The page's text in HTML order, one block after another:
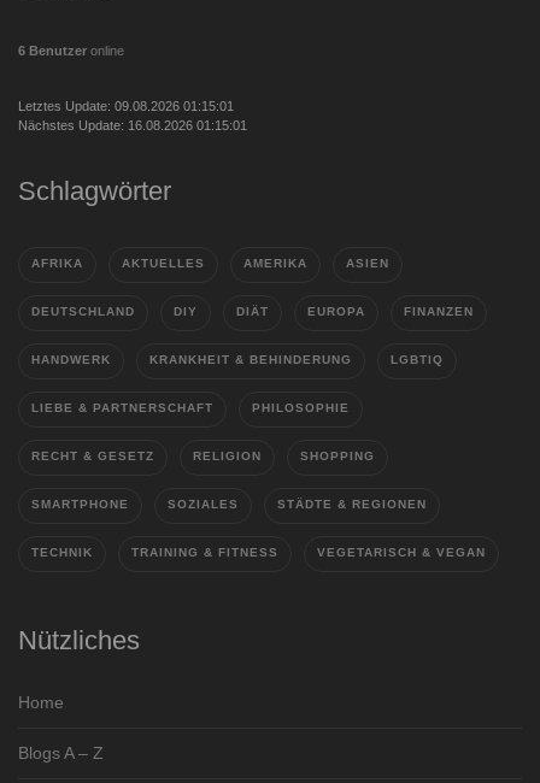
6 Benutzer online
Letztes Update: 09.08.2026 01:15:01
Nächstes Update: 16.08.2026 01:15:01
Schlagwörter
AFRIKA AKTUELLES AMERIKA ASIEN
DEUTSCHLAND DIY DIÄT EUROPA FINANZEN
HANDWERK KRANKHEIT & BEHINDERUNG LGBTIQ
LIEBE & PARTNERSCHAFT PHILOSOPHIE
RECHT & GESETZ RELIGION SHOPPING
SMARTPHONE SOZIALES STÄDTE & REGIONEN
TECHNIK TRAINING & FITNESS VEGETARISCH & VEGAN
Nützliches
Home
Blogs A – Z